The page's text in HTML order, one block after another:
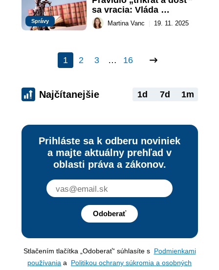
Správy
sa vracia: Vláda
sprísňuje postih za
drobné krádeže
Martina Vanc 19. 11. 2025
1 2 3 … 16
Najčítanejšie 1d 7d 1m
Prihláste sa k odberu noviniek
a majte aktuálny prehľad v
oblasti práva a zákonov.
Odoberať
Stlačením tlačítka „Odoberať“ súhlasíte s Podmienkami
používania a Politikou ochrany súkromia a osobných